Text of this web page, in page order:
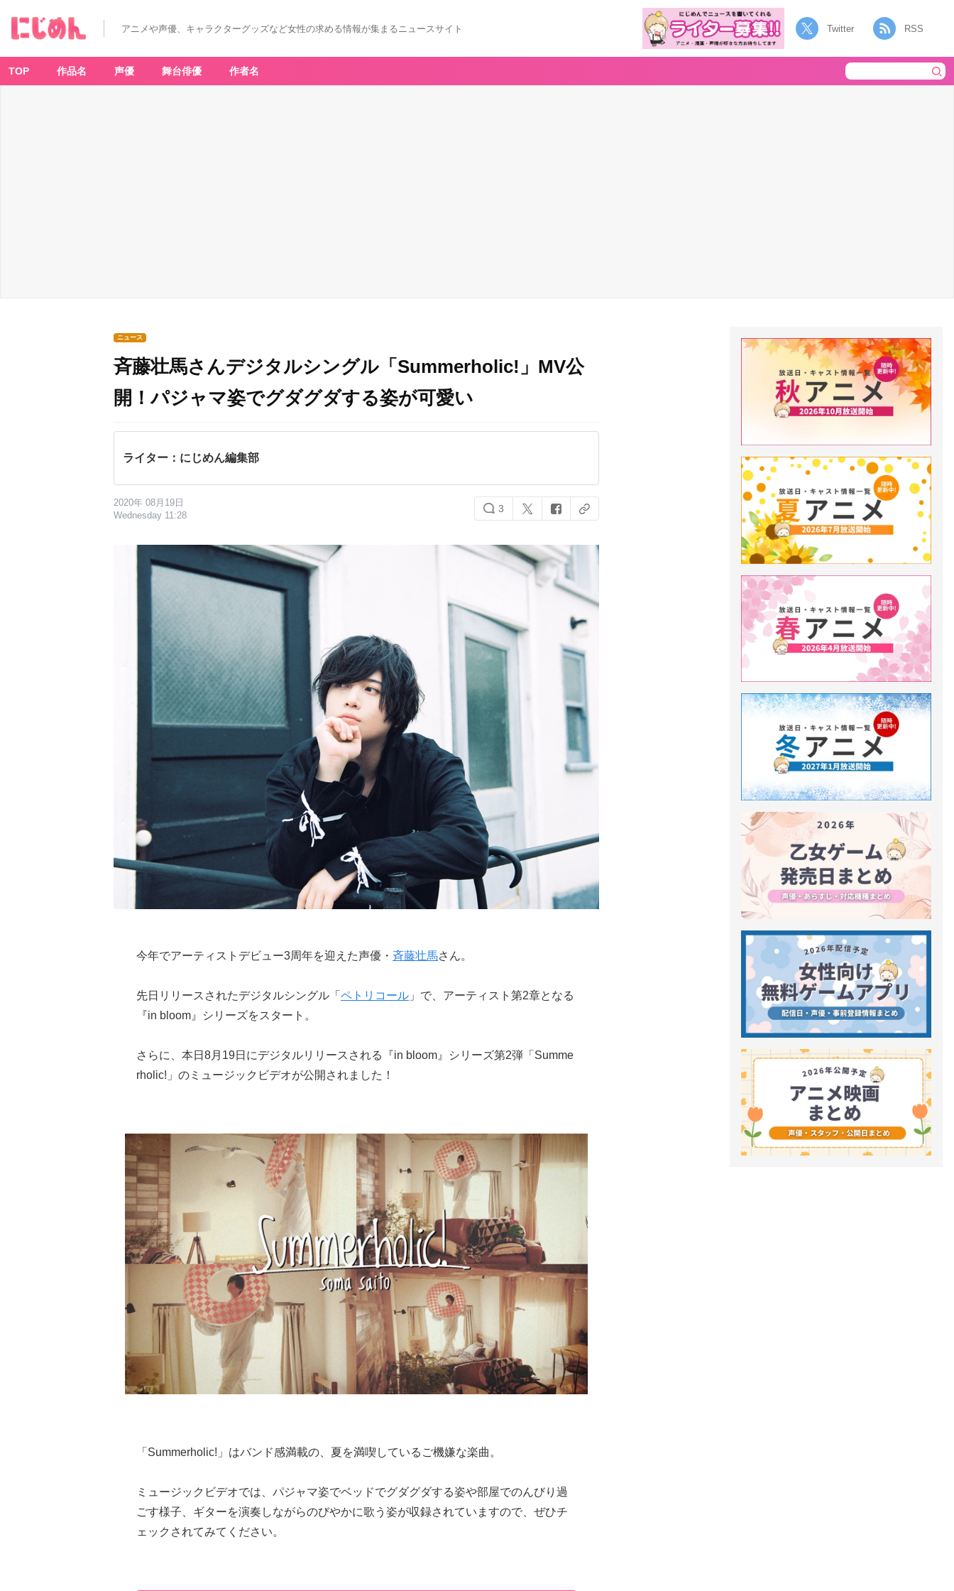
アニメや声優、キャラクターグッズなど女性の求める情報が集まるニュースサイト Twitter RSS
TOP 作品名 声優 舞台俳優 作者名
ニュース
斉藤壮馬さんデジタルシングル「Summerholic!」MV公
開！パジャマ姿でグダグダする姿が可愛い
ライター：にじめん編集部
2020年 08月19日
Wednesday 11:28
3
今年でアーティストデビュー3周年を迎えた声優・ 斉藤壮馬さん。
先日リリースされたデジタルシングル「 ペトリコール 」で、アーティスト第2章となる
『in bloom』シリーズをスタート。
さらに、本日8月19日にデジタルリリースされる『in bloom』シリーズ第2弾「Summe
rholic!」のミュージックビデオが公開されました！
「Summerholic!」はバンド感満載の、夏を満喫しているご機嫌な楽曲。
ミュージックビデオでは、パジャマ姿でベッドでグダグダする姿や部屋でのんびり過
ごす様子、ギターを演奏しながらのびやかに歌う姿が収録されていますので、ぜひチ
ェックされてみてください。